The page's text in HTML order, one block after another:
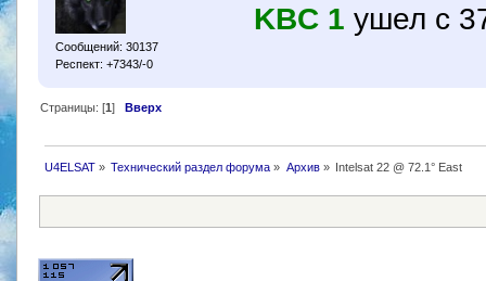
Сообщений: 30137
Респект: +7343/-0
KBC 1 ушел с
Страницы: [1] Вверх
U4ELSAT» Технический раздел форума » Архив» Intelsat 22 @ 72.1° East